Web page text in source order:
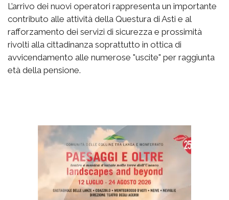
L’arrivo dei nuovi operatori rappresenta un importante
contributo alle attività della Questura di Asti e al
rafforzamento dei servizi di sicurezza e prossimità
rivolti alla cittadinanza soprattutto in ottica di
avvicendamento alle numerose "uscite" per raggiunta
età della pensione.